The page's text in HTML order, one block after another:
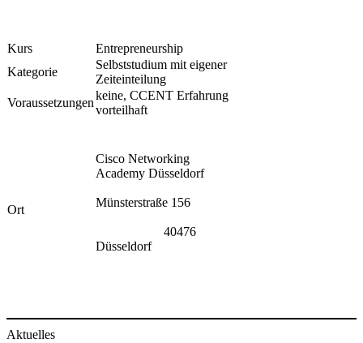
​Kurs
​Entrepreneurship
​Kategorie
Selbststudium mit eigener
Zeiteinteilung
​Voraussetzungen
​keine, CCENT Erfahrung
vorteilhaft
​Ort
​Cisco Networking
Academy Düsseldorf
Münsterstraße 156
40476
Düsseldorf
Aktuelles